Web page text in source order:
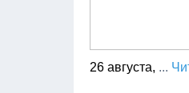
26 августа, ...